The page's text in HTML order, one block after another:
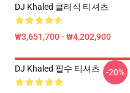
DJ Khaled 클래식 티셔츠
₩3,651,700 - ₩4,202,900
DJ Khaled 필수 티셔츠 -20%